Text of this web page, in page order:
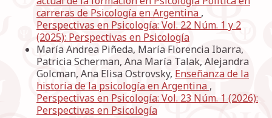
carreras de Psicología en Argentina ,
Perspectivas en Psicología: Vol. 22 Núm. 1 y 2
(2025): Perspectivas en Psicología
María Andrea Piñeda, María Florencia Ibarra,
Patricia Scherman, Ana María Talak, Alejandra
Golcman, Ana Elisa Ostrovsky, Enseñanza de la
historia de la psicología en Argentina ,
Perspectivas en Psicología: Vol. 23 Núm. 1 (2026):
Perspectivas en Psicología